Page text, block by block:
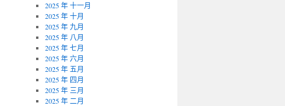
2025 年 十一月
2025 年 十月
2025 年 九月
2025 年 八月
2025 年 七月
2025 年 六月
2025 年 五月
2025 年 四月
2025 年 三月
2025 年 二月